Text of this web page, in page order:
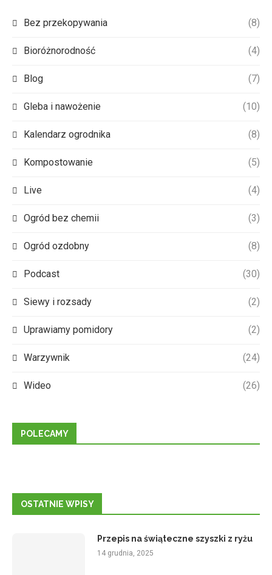
Bez przekopywania (8)
Bioróżnorodność (4)
Blog (7)
Gleba i nawożenie (10)
Kalendarz ogrodnika (8)
Kompostowanie (5)
Live (4)
Ogród bez chemii (3)
Ogród ozdobny (8)
Podcast (30)
Siewy i rozsady (2)
Uprawiamy pomidory (2)
Warzywnik (24)
Wideo (26)
POLECAMY
OSTATNIE WPISY
Przepis na świąteczne szyszki z ryżu
14 grudnia, 2025